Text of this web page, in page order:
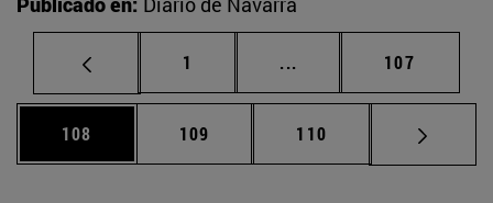
Página
1 ... Páginas intermedias
Página
107
Página
108 Página
109 Página
110